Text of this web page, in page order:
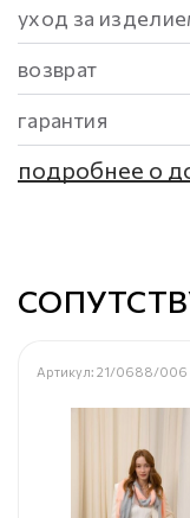
уход за
возврат
гарантия
подробнее о
Артикул: 21/0688/006